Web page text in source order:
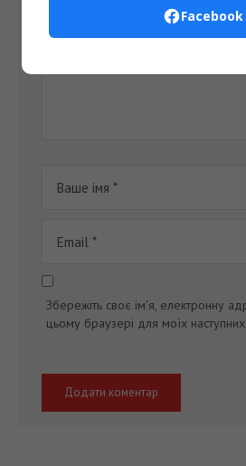
Збережіть своє ім'я, електронну
цьому браузері для моїх
Facebook